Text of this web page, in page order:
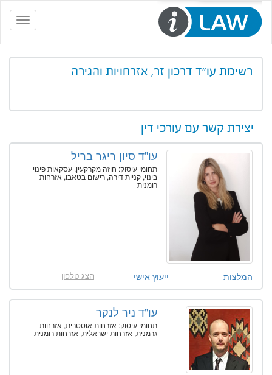
Toggle
navigation
רשימת עו"ד דרכון זר, אזרחויות והגירה
יצירת קשר עם עורכי דין
עו"ד סיון ריגר בריל
תחומי עיסוק: חוזה מקרקעין, עסקאות פינוי
בינוי, קניית דירה, רישום בטאבו, אזרחות
רומנית
הצג טלפון ייעוץ אישי המלצות
עו"ד ניר לנקר
תחומי עיסוק: אזרחות אוסטרית, אזרחות
גרמנית, אזרחות ישראלית, אזרחות רומנית